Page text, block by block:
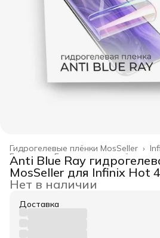
Гидрогелевые плёнки MosSeller ›
Гидрогелевые плёнки ›
Главная ›
Anti Blue Ray
MosSeller для Infinix Hot
Нет в наличии
Доставка